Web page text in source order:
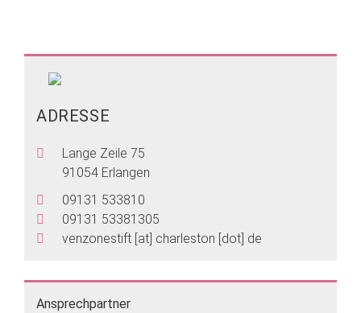
ADRESSE
Lange Zeile 75
91054 Erlangen
09131 533810
09131 53381305
venzonestift [at] charleston [dot] de
Ansprechpartner